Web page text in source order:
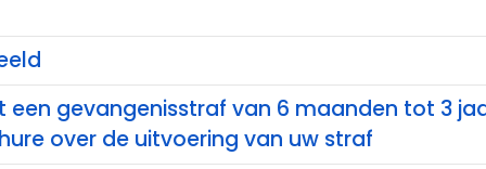
een gevangenisstraf van 6 maanden tot 3
over de uitvoering van uw straf